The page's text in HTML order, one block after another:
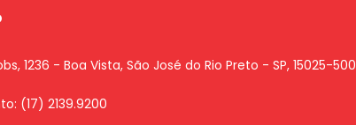
1236 - Boa Vista, São José do Rio Preto - SP, 15025-500
(17) 2139.9200